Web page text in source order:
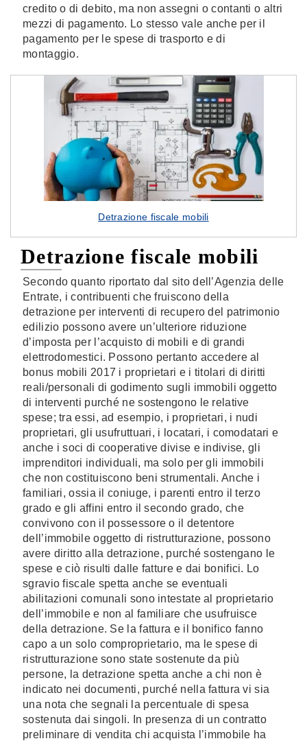
credito o di debito, ma non assegni o contanti o altri
mezzi di pagamento. Lo stesso vale anche per il
pagamento per le spese di trasporto e di
montaggio.
Detrazione fiscale mobili
Detrazione fiscale mobili
Secondo quanto riportato dal sito dell’Agenzia delle
Entrate, i contribuenti che fruiscono della
detrazione per interventi di recupero del patrimonio
edilizio possono avere un’ulteriore riduzione
d’imposta per l’acquisto di mobili e di grandi
elettrodomestici. Possono pertanto accedere al
bonus mobili 2017 i proprietari e i titolari di diritti
reali/personali di godimento sugli immobili oggetto
di interventi purché ne sostengono le relative
spese; tra essi, ad esempio, i proprietari, i nudi
proprietari, gli usufruttuari, i locatari, i comodatari e
anche i soci di cooperative divise e indivise, gli
imprenditori individuali, ma solo per gli immobili
che non costituiscono beni strumentali. Anche i
familiari, ossia il coniuge, i parenti entro il terzo
grado e gli affini entro il secondo grado, che
convivono con il possessore o il detentore
dell’immobile oggetto di ristrutturazione, possono
avere diritto alla detrazione, purché sostengano le
spese e ciò risulti dalle fatture e dai bonifici. Lo
sgravio fiscale spetta anche se eventuali
abilitazioni comunali sono intestate al proprietario
dell’immobile e non al familiare che usufruisce
della detrazione. Se la fattura e il bonifico fanno
capo a un solo comproprietario, ma le spese di
ristrutturazione sono state sostenute da più
persone, la detrazione spetta anche a chi non è
indicato nei documenti, purché nella fattura vi sia
una nota che segnali la percentuale di spesa
sostenuta dai singoli. In presenza di un contratto
preliminare di vendita chi acquista l’immobile ha